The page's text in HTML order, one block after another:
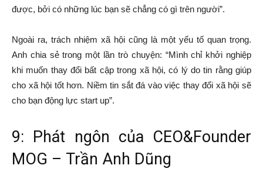
được, bởi có những lúc bạn sẽ chẳng có gì trên người”.
Ngoài ra, trách nhiệm xã hội cũng là một yếu tố quan trọng.
Anh chia sẻ trong một lần trò chuyện: “Mình chỉ khởi nghiệp
khi muốn thay đổi bất cập trong xã hội, có lý do tin rằng giúp
cho xã hội tốt hơn. Niềm tin sắt đá vào việc thay đổi xã hội sẽ
cho bạn động lực start up”.
9: Phát ngôn của CEO&Founder
MOG – Trần Anh Dũng